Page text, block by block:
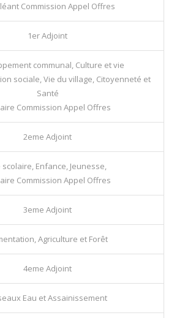
Commission Appel Offres
1er Adjoint
communal, Culture et vie
sociale, Vie du village, Citoyenneté et
Santé
Commission Appel Offres
2eme Adjoint
scolaire, Enfance, Jeunesse,
Commission Appel Offres
3eme Adjoint
Agriculture et Forêt
4eme Adjoint
Eau et Assainissement